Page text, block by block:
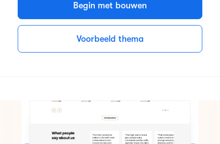
Begin met bouwen
Voorbeeld thema